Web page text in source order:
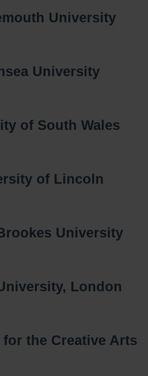
University
University
of South Wales
of Lincoln
University
London
the Creative Arts